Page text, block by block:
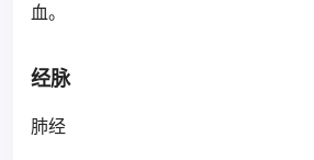
血。
经脉
肺经